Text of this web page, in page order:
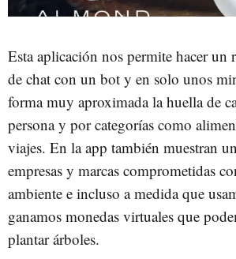
Esta aplicación nos permite hacer un
de chat con un bot y en solo unos
forma muy aproximada la huella de
persona y por categorías como
viajes. En la app también muestran
empresas y marcas comprometidas
ambiente e incluso a medida que
ganamos monedas virtuales que
plantar árboles.